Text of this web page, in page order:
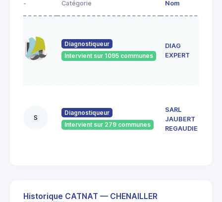
- Catégorie Nom
Diagnostiqueur
Intervient sur 1095 communes
DIAG
EXPERT
S
Diagnostiqueur
Intervient sur 279 communes
SARL
JAUBERT
REGAUDIE
Historique CATNAT — CHENAILLER